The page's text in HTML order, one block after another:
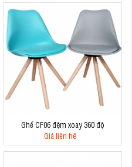
Ghế CF06 đệm xoay 360 độ
Giá liên hệ